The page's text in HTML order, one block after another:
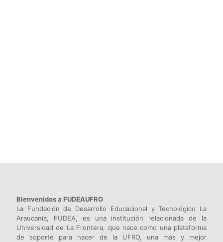
Bienvenidos a FUDEAUFRO
La Fundación de Desarrollo Educacional y Tecnológico La
Araucanía, FUDEA, es una institución relacionada de la
Universidad de La Frontera, que nace como una plataforma
de soporte para hacer de la UFRO, una más y mejor